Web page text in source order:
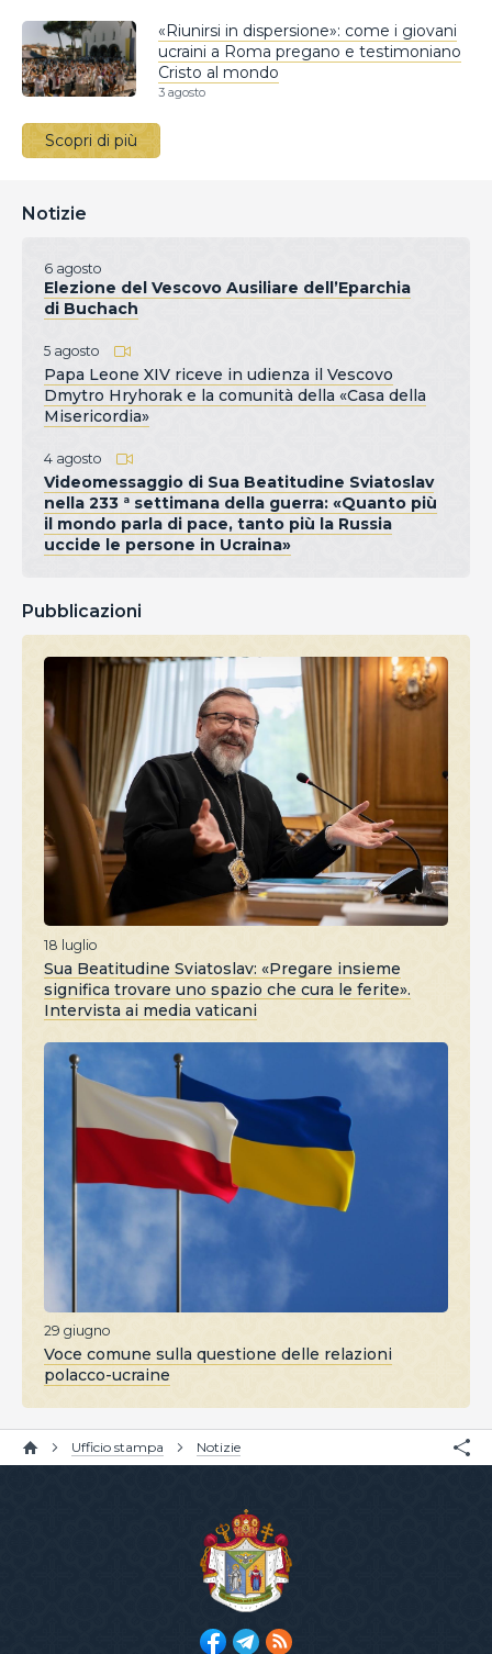
«Riunirsi in dispersione»: come i giovani
ucraini a Roma pregano e testimoniano
Cristo al mondo
3 agosto
Scopri di più
Notizie
6 agosto
Elezione del Vescovo Ausiliare dell’Eparchia
di Buchach
5 agosto
Papa Leone XIV riceve in udienza il Vescovo
Dmytro Hryhorak e la comunità della «Casa della
Misericordia»
4 agosto
Videomessaggio di Sua Beatitudine Sviatoslav
nella 233 ª settimana della guerra: «Quanto più
il mondo parla di pace, tanto più la Russia
uccide le persone in Ucraina»
Pubblicazioni
18 luglio
Sua Beatitudine Sviatoslav: «Pregare insieme
significa trovare uno spazio che cura le ferite».
Intervista ai media vaticani
29 giugno
Voce comune sulla questione delle relazioni
polacco-ucraine
Ufficio stampa Notizie